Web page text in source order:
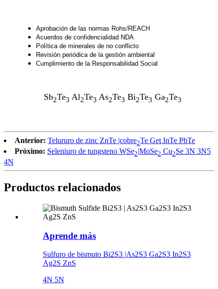
Aprobación de las normas Rohs/REACH
Acuerdos de confidencialidad NDA
Política de minerales de no conflicto
Revisión periódica de la gestión ambiental
Cumplimiento de la Responsabilidad Social
Sb2Te3 Al2Te3 As2Te3 Bi2Te3 Ga2Te3
Anterior: Telururo de zinc ZnTe |cobre2Te Get InTe PbTe
Próximo: Seleniuro de tungsteno WSe2|MoSe2 Cu2Se 3N 3N5
4N
Productos relacionados
Aprende más
Sulfuro de bismuto Bi2S3 |As2S3 Ga2S3 In2S3
Ag2S ZnS
4N 5N